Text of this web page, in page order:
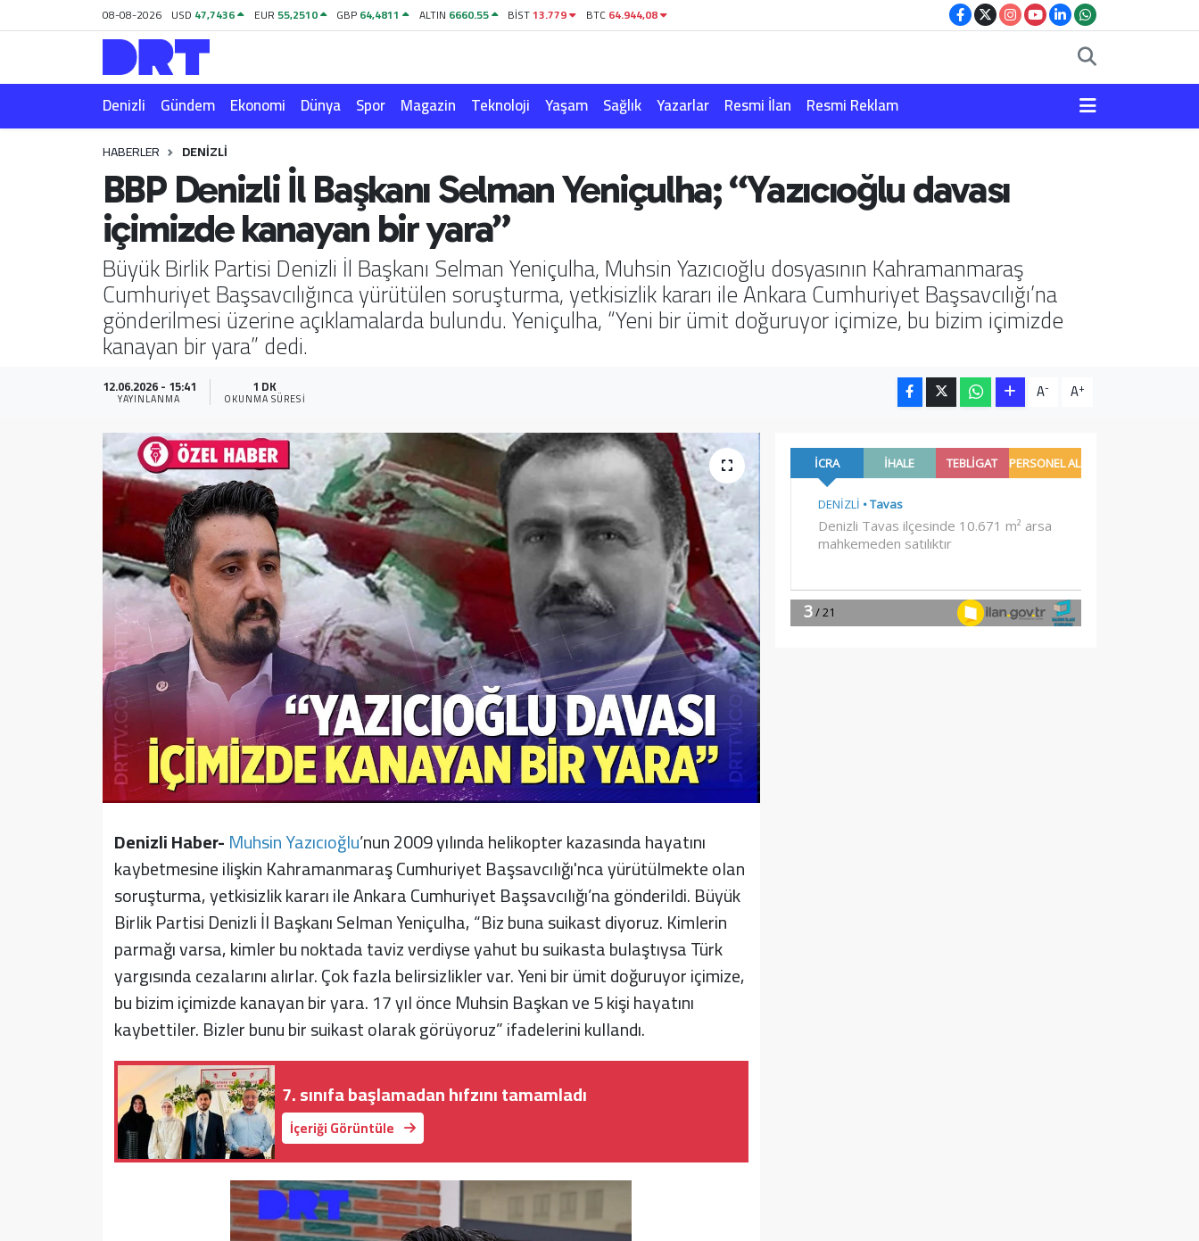
08-08-2026 USD 47,7436 EUR55,2510 GBP64,4811 ALTIN 6660.55 BİST13.779 BTC64.944,08
Denizli Gündem Ekonomi Dünya Spor Magazin Teknoloji Yaşam Sağlık Yazarlar Resmi İlan Resmi Reklam
HABERLER DENIZLI
BBP Denizli İl Başkanı Selman Yeniçulha; “Yazıcıoğlu davası
içimizde kanayan bir yara”
Büyük Birlik Partisi Denizli İl Başkanı Selman Yeniçulha, Muhsin Yazıcıoğlu dosyasının Kahramanmaraş
Cumhuriyet Başsavcılığınca yürütülen soruşturma, yetkisizlik kararı ile Ankara Cumhuriyet Başsavcılığı’na
gönderilmesi üzerine açıklamalarda bulundu. Yeniçulha, “Yeni bir ümit doğuruyor içimize, bu bizim içimizde
kanayan bir yara” dedi.
12.06.2026 - 15:41
YAYINLANMA
1 DK
OKUNMA SÜRESI A- A+
Denizli Haber-Muhsin Yazıcıoğlu’nun 2009 yılında helikopter kazasında hayatını
kaybetmesine ilişkin Kahramanmaraş Cumhuriyet Başsavcılığı'nca yürütülmekte olan
soruşturma, yetkisizlik kararı ile Ankara Cumhuriyet Başsavcılığı’na gönderildi. Büyük
Birlik Partisi Denizli İl Başkanı Selman Yeniçulha, “Biz buna suikast diyoruz. Kimlerin
parmağı varsa, kimler bu noktada taviz verdiyse yahut bu suikasta bulaştıysa Türk
yargısında cezalarını alırlar. Çok fazla belirsizlikler var. Yeni bir ümit doğuruyor içimize,
bu bizim içimizde kanayan bir yara. 17 yıl önce Muhsin Başkan ve 5 kişi hayatını
kaybettiler. Bizler bunu bir suikast olarak görüyoruz” ifadelerini kullandı.
7. sınıfa başlamadan hıfzını tamamladı
İçeriği Görüntüle
Gündem
Ekonomi
Magazin
Teknoloji
Yazarlar
Resmi İlan
Resmi Reklam
Hava Durumu
Trafik Durumu
Puan Durumu ve Fikstür
Tüm Manşetler
Son Dakika Haberleri
Haber Arşivi